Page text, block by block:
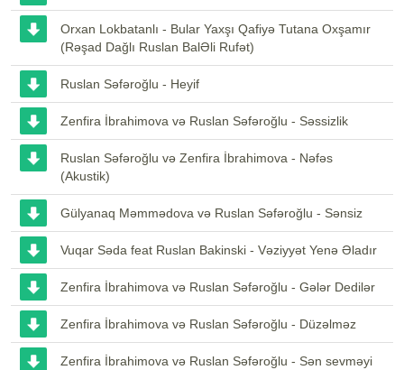
Orxan Lokbatanlı - Bular Yaxşı Qafiyə Tutana Oxşamır
(Rəşad Dağlı Ruslan BalƏli Rufət)
Ruslan Səfəroğlu - Heyif
Zenfira İbrahimova və Ruslan Səfəroğlu - Səssizlik
Ruslan Səfəroğlu və Zenfira İbrahimova - Nəfəs
(Akustik)
Gülyanaq Məmmədova və Ruslan Səfəroğlu - Sənsiz
Vuqar Səda feat Ruslan Bakinski - Vəziyyət Yenə Əladır
Zenfira İbrahimova və Ruslan Səfəroğlu - Gələr Dedilər
Zenfira İbrahimova və Ruslan Səfəroğlu - Düzəlməz
Zenfira İbrahimova və Ruslan Səfəroğlu - Sən sevməyi